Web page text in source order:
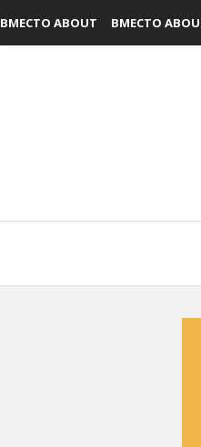
ВМЕСТО ABOUT ВМЕСТО